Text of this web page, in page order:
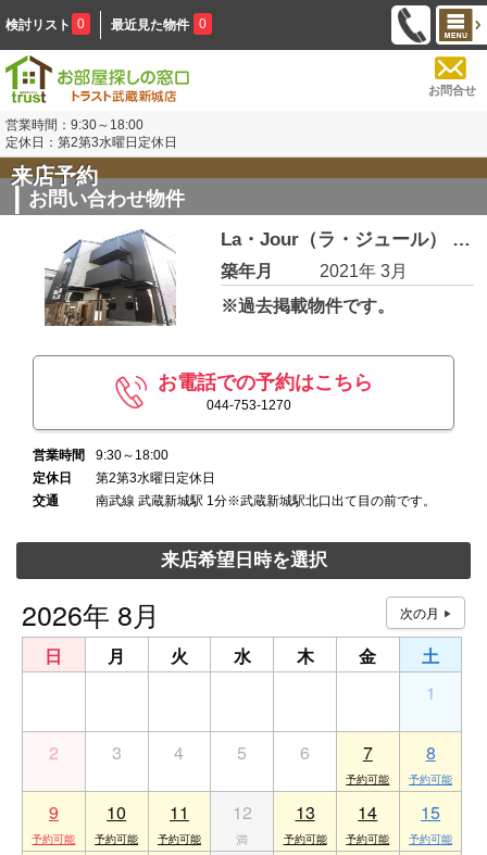
検討リスト 0 最近見た物件 0
お問合せ
営業時間：9:30～18:00
定休日：第2第3水曜日定休日
来店予約
お問い合わせ物件
La・Jour（ラ・ジュール） 201
築年月
2021年 3月
※過去掲載物件です。
お電話での予約はこちら
044-753-1270
営業時間
9:30～18:00
定休日
第2第3水曜日定休日
交通
南武線 武蔵新城駅 1分※武蔵新城駅北口出て目の前です。
来店希望日時を選択
2026年 8月
日 月 火 水 木 金
土
1
2 3 4 5 6 7 8
9 10 11 12 13 14 15